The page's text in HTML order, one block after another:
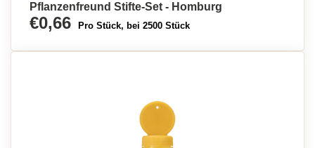
Pflanzenfreund Stifte-Set - Homburg
€0,66 Pro Stück, bei 2500 Stück